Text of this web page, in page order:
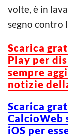
volte, è in
segno contro
Scarica
Play per
sempre
notizie
Scarica
CalcioWeb
iOS per